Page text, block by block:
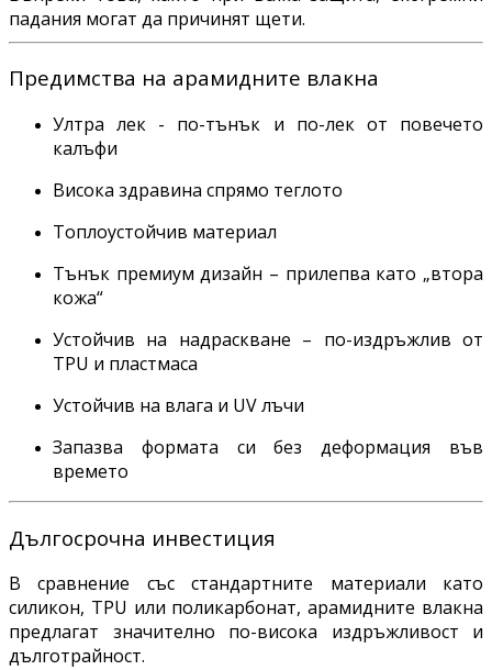
падания могат да причинят щети.
Предимства на арамидните влакна
Ултра лек - по-тънък и по-лек от повечето
калъфи
Висока здравина спрямо теглото
Топлоустойчив материал
Тънък премиум дизайн – прилепва като „втора
кожа“
Устойчив на надраскване – по-издръжлив от
TPU и пластмаса
Устойчив на влага и UV лъчи
Запазва формата си без деформация във
времето
Дългосрочна инвестиция
В сравнение със стандартните материали като
силикон, TPU или поликарбонат, арамидните влакна
предлагат значително по-висока издръжливост и
дълготрайност.